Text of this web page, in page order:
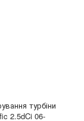
турбіни
2.5dCi 06-